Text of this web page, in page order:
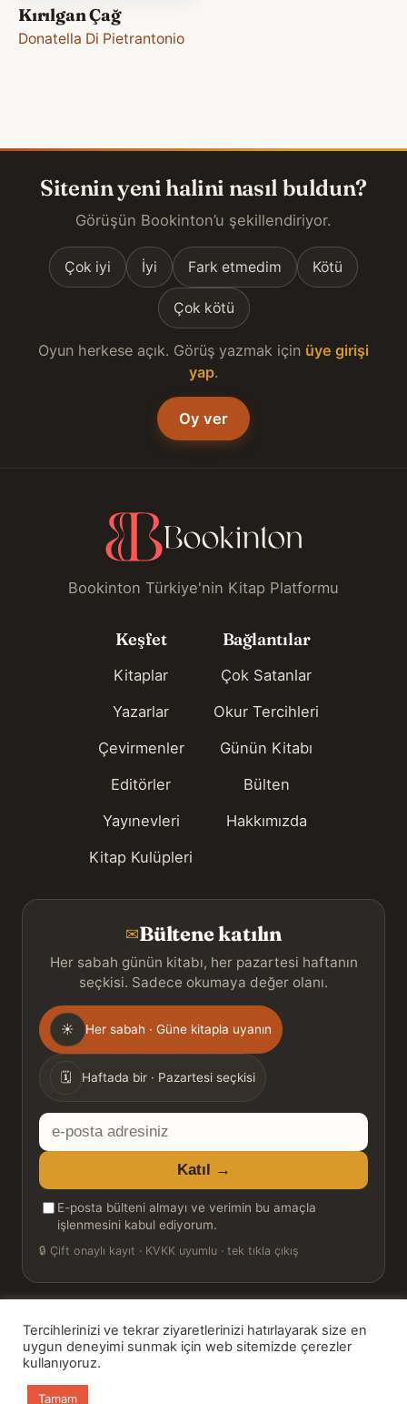
Kırılgan Çağ
Donatella Di Pietrantonio
Sitenin yeni halini nasıl buldun?
Görüşün Bookinton’u şekillendiriyor.
Çok iyi İyi Fark etmedim Kötü
Çok kötü
Oyun herkese açık. Görüş yazmak için üye girişi
yap.
Oy ver
Bookinton Türkiye'nin Kitap Platformu
Keşfet
Kitaplar
Yazarlar
Çevirmenler
Editörler
Yayınevleri
Kitap Kulüpleri
Bağlantılar
Çok Satanlar
Okur Tercihleri
Günün Kitabı
Bülten
Hakkımızda
✉Bültene katılın
Her sabah günün kitabı, her pazartesi haftanın
seçkisi. Sadece okumaya değer olanı.
Gönderim
sıklığı
☀ Her sabah · Güne kitapla uyanın
🗓 Haftada bir · Pazartesi seçkisi
E-
posta
adresiniz
Katıl →
E-posta bülteni almayı ve verimin bu amaçla
işlenmesini kabul ediyorum.
🔒 Çift onaylı kayıt · KVKK uyumlu · tek tıkla çıkış
© 2026 Bookinton — Türkiye’nin Kitap Platformu
HT Book Review — webmaster: Hakan Turgay
Tercihlerinizi ve tekrar ziyaretlerinizi hatırlayarak size en
uygun deneyimi sunmak için web sitemizde çerezler
kullanıyoruz.
Tamam